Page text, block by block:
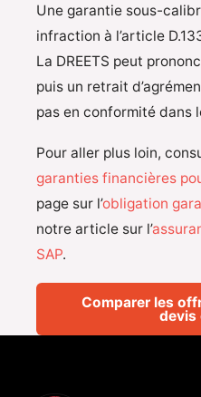
Une garantie sous-
infraction à l’article
La DREETS peut
puis un retrait
pas en conformité dans
Pour aller plus loin,
garanties financières
page sur l’obligation
notre article sur l’
SAP.
Comparer les
devis